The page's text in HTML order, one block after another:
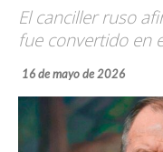
El canciller ruso
fue convertido en
16 de mayo de 2026